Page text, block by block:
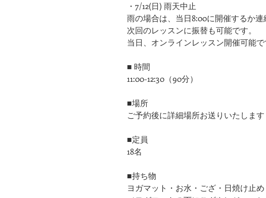
・7/12(日) 雨天中止
雨の場合は、当日8:00に開催するか連
次回のレッスンに振替も可能です。
当日、オンラインレッスン開催可能で
■ 時間
11:00-12:30（90分）
■場所
ご予約後に詳細場所お送りいたします
■定員
18名
■持ち物
ヨガマット・お水・ござ・日焼け止め